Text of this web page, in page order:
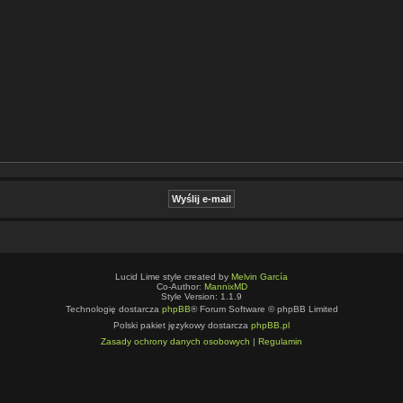
Lucid Lime style created by Melvin García
Co-Author: MannixMD
Style Version: 1.1.9
Technologię dostarcza phpBB® Forum Software © phpBB Limited
Polski pakiet językowy dostarcza phpBB.pl
Zasady ochrony danych osobowych | Regulamin